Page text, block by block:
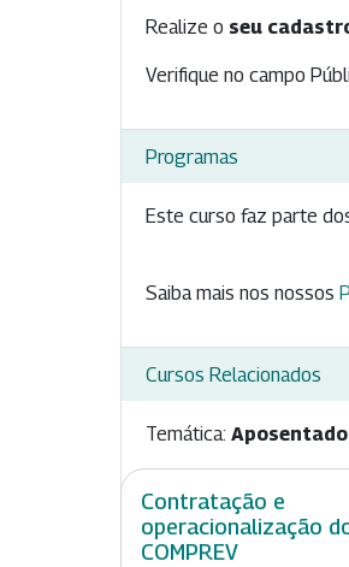
Realize o seu
Verifique no campo
Programas
Este curso faz parte
Saiba mais nos nossos
Cursos Relacionados
Temática:
Contratação e
operacionalização
COMPREV